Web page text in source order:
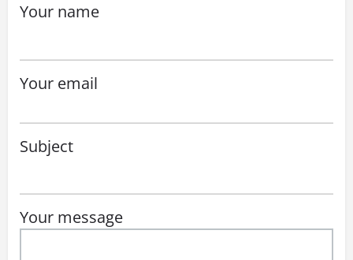
Your name
Your email
Subject
Your message